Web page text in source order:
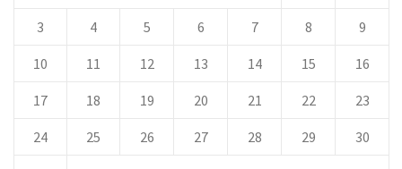
3 4 5 6 7 8 9
10 11 12 13 14 15 16
17 18 19 20 21 22 23
24 25 26 27 28 29 30